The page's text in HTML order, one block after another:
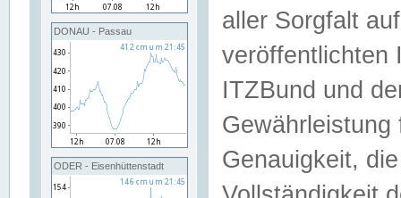
DONAU - Passau
ODER - Eisenhüttenstadt
aller Sorgfalt
veröffentlichten
ITZBund und
Genauigkeit,